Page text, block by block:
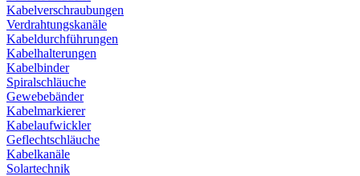
Kabelverschraubungen
Verdrahtungskanäle
Kabeldurchführungen
Kabelhalterungen
Kabelbinder
Spiralschläuche
Gewebebänder
Kabelmarkierer
Kabelaufwickler
Geflechtschläuche
Kabelkanäle
Solartechnik